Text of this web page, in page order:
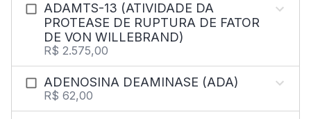
ADAMTS-13 (ATIVIDADE DA
PROTEASE DE RUPTURA DE FATOR
DE VON WILLEBRAND)
R$ 2.575,00
ADENOSINA DEAMINASE (ADA)
R$ 62,00